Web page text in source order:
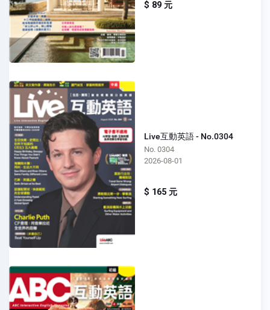
$ 89 元
Live互動英語 - No.0304
No. 0304
2026-08-01
$ 165 元